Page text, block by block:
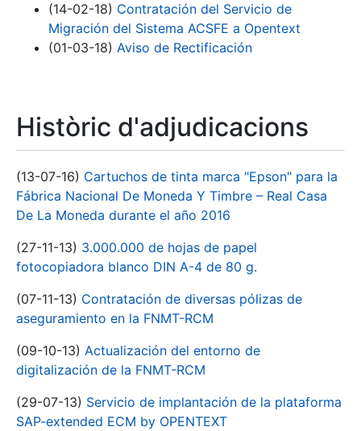
(14-02-18) Contratación del Servicio de
Migración del Sistema ACSFE a Opentext
(01-03-18) Aviso de Rectificación
Històric d'adjudicacions
(13-07-16) Cartuchos de tinta marca "Epson" para la
Fábrica Nacional De Moneda Y Timbre – Real Casa
De La Moneda durante el año 2016
(27-11-13) 3.000.000 de hojas de papel
fotocopiadora blanco DIN A-4 de 80 g.
(07-11-13) Contratación de diversas pólizas de
aseguramiento en la FNMT-RCM
(09-10-13) Actualización del entorno de
digitalización de la FNMT-RCM
(29-07-13) Servicio de implantación de la plataforma
SAP-extended ECM by OPENTEXT